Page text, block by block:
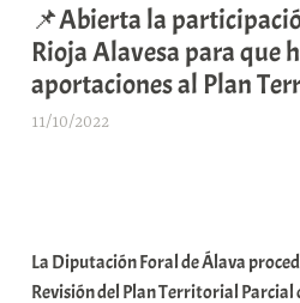
📌Abierta la
Rioja Alavesa para que
aportaciones al Plan
11/10/2022
r
La Diputación Foral de Álava
Revisión del Plan Territorial Parcial